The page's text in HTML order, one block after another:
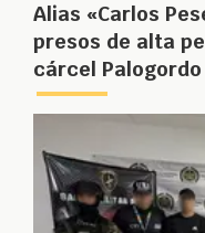
Alias «Carlos
presos de alta
cárcel Palogordo